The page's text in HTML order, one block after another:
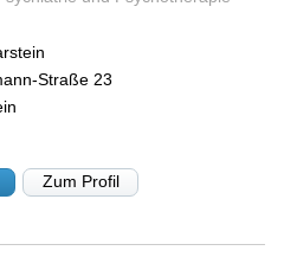
Straße 23
Zum Profil